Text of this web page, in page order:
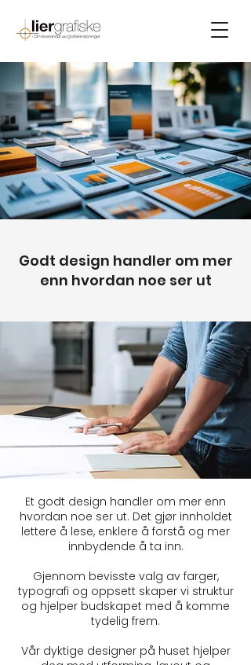
Godt design handler om mer
enn hvordan noe ser ut
Et godt design handler om mer enn
hvordan noe ser ut. Det gjør innholdet
lettere å lese, enklere å forstå og mer
innbydende å ta inn.
Gjennom bevisste valg av farger,
typografi og oppsett skaper vi struktur
og hjelper budskapet med å komme
tydelig frem.
Vår dyktige designerpå huset hjelper